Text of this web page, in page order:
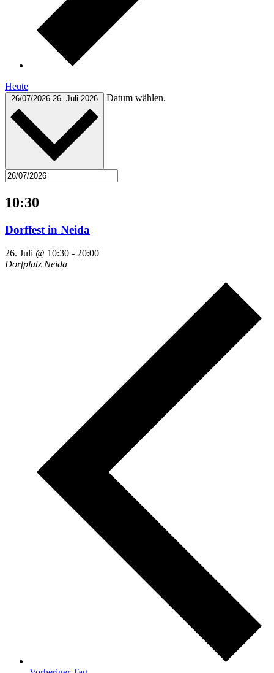
Heute
26/07/2026 26. Juli 2026 Datum wählen.
10:30
Dorffest in Neida
26. Juli @ 10:30 - 20:00
Dorfplatz Neida